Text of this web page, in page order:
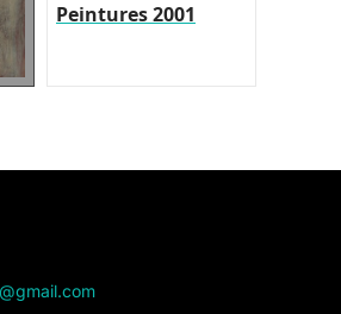
Peintures 2001